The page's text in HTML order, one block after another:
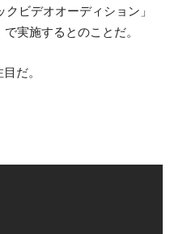
ビデオオーディション」
実施するとのことだ。
だ。